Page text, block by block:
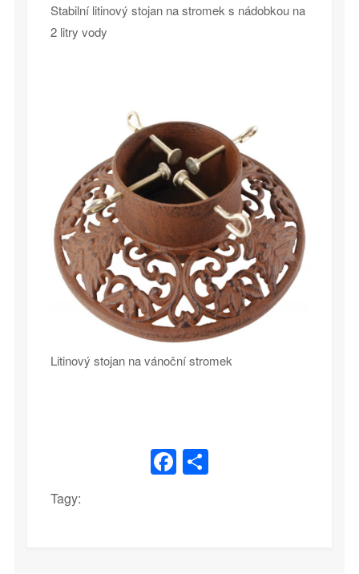
Stabilní litinový stojan na stromek s nádobkou na
2 litry vody
Litinový stojan na vánoční stromek
Facebook
Share
Tagy: